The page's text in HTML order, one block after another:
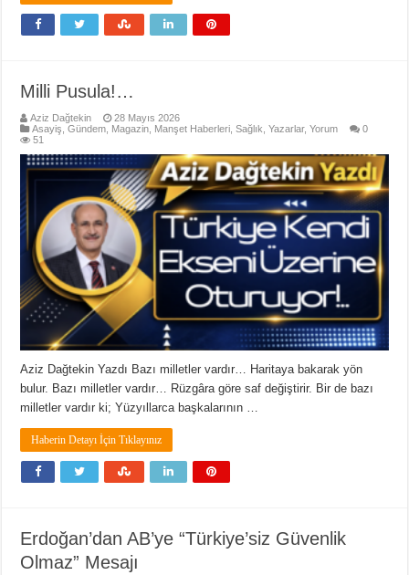
Milli Pusula!…
Aziz Dağtekin
28 Mayıs 2026
Asayiş ,Gündem Magazin Manşet Haberleri ,Sağlık ,Yazarlar,Yorum
0
51
Aziz Dağtekin Yazdı Bazı milletler vardır… Haritaya bakarak yön
bulur. Bazı milletler vardır… Rüzgâra göre saf değiştirir. Bir de bazı
milletler vardır ki; Yüzyıllarca başkalarının …
Haberin Detayı İçin Tıklayınız
Erdoğan’dan AB’ye “Türkiye’siz Güvenlik
Olmaz” Mesajı